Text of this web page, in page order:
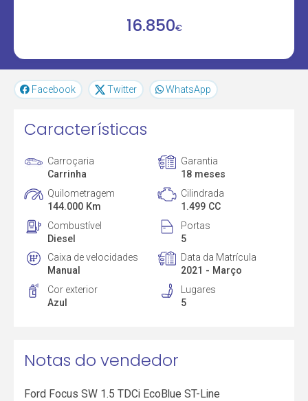
16.850€
Facebook Twitter WhatsApp
Características
Carroçaria
Carrinha
Garantia
18 meses
Quilometragem
144.000 Km
Cilindrada
1.499 CC
Combustível
Diesel
Portas
5
Caixa de velocidades
Manual
Data da Matrícula
2021 - Março
Cor exterior
Azul
Lugares
5
Notas do vendedor
Ford Focus SW 1.5 TDCi EcoBlue ST-Line